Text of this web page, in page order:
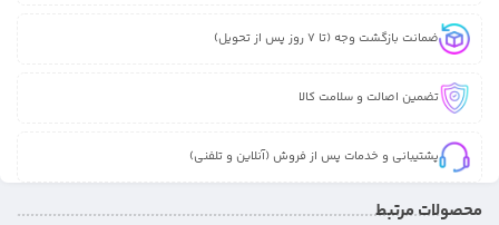
ضمانت بازگشت وجه (تا 7 روز پس از تحویل)
تضمین اصالت و سلامت کالا
پشتیبانی و خدمات پس از فروش (آنلاین و تلفنی)
محصولات مرتبط